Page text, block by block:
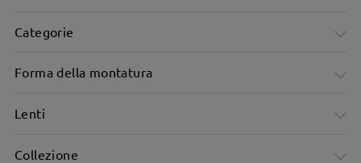
Categorie
Forma della montatura
Lenti
Collezione